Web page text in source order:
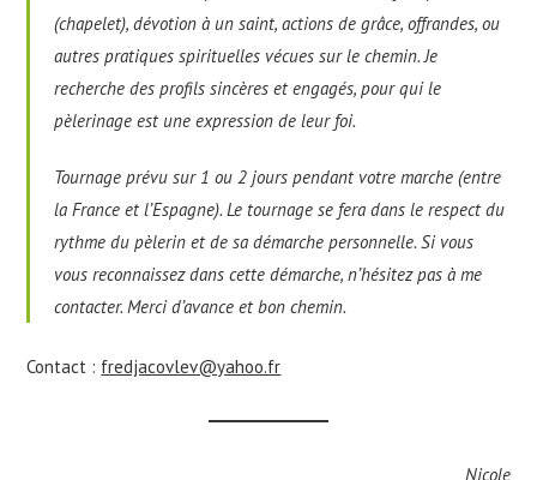
(chapelet), dévotion à un saint, actions de grâce, offrandes, ou
autres pratiques spirituelles vécues sur le chemin. Je
recherche des profils sincères et engagés, pour qui le
pèlerinage est une expression de leur foi.
Tournage prévu sur 1 ou 2 jours pendant votre marche (entre
la France et l’Espagne). Le tournage se fera dans le respect du
rythme du pèlerin et de sa démarche personnelle. Si vous
vous reconnaissez dans cette démarche, n’hésitez pas à me
contacter. Merci d’avance et bon chemin.
Contact : fredjacovlev@yahoo.fr
Nicole